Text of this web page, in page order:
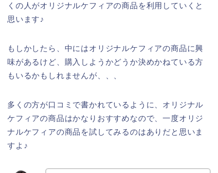
くの人がオリジナルケフィアの商品を利用していくと
思います♪
もしかしたら、中にはオリジナルケフィアの商品に興
味があるけど、購入しようかどうか決めかねている方
もいるかもしれませんが、、、
多くの方が口コミで書かれているように、オリジナル
ケフィアの商品はかなりおすすめなので、一度オリジ
ナルケフィアの商品を試してみるのはありだと思いま
すよ♪